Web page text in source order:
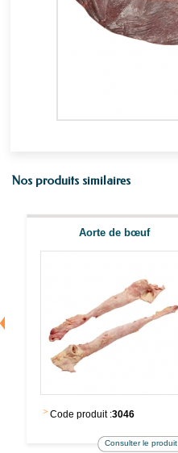
Nos produits similaires
Aorte de bœuf
> Code produit :3046
Consulter le produit